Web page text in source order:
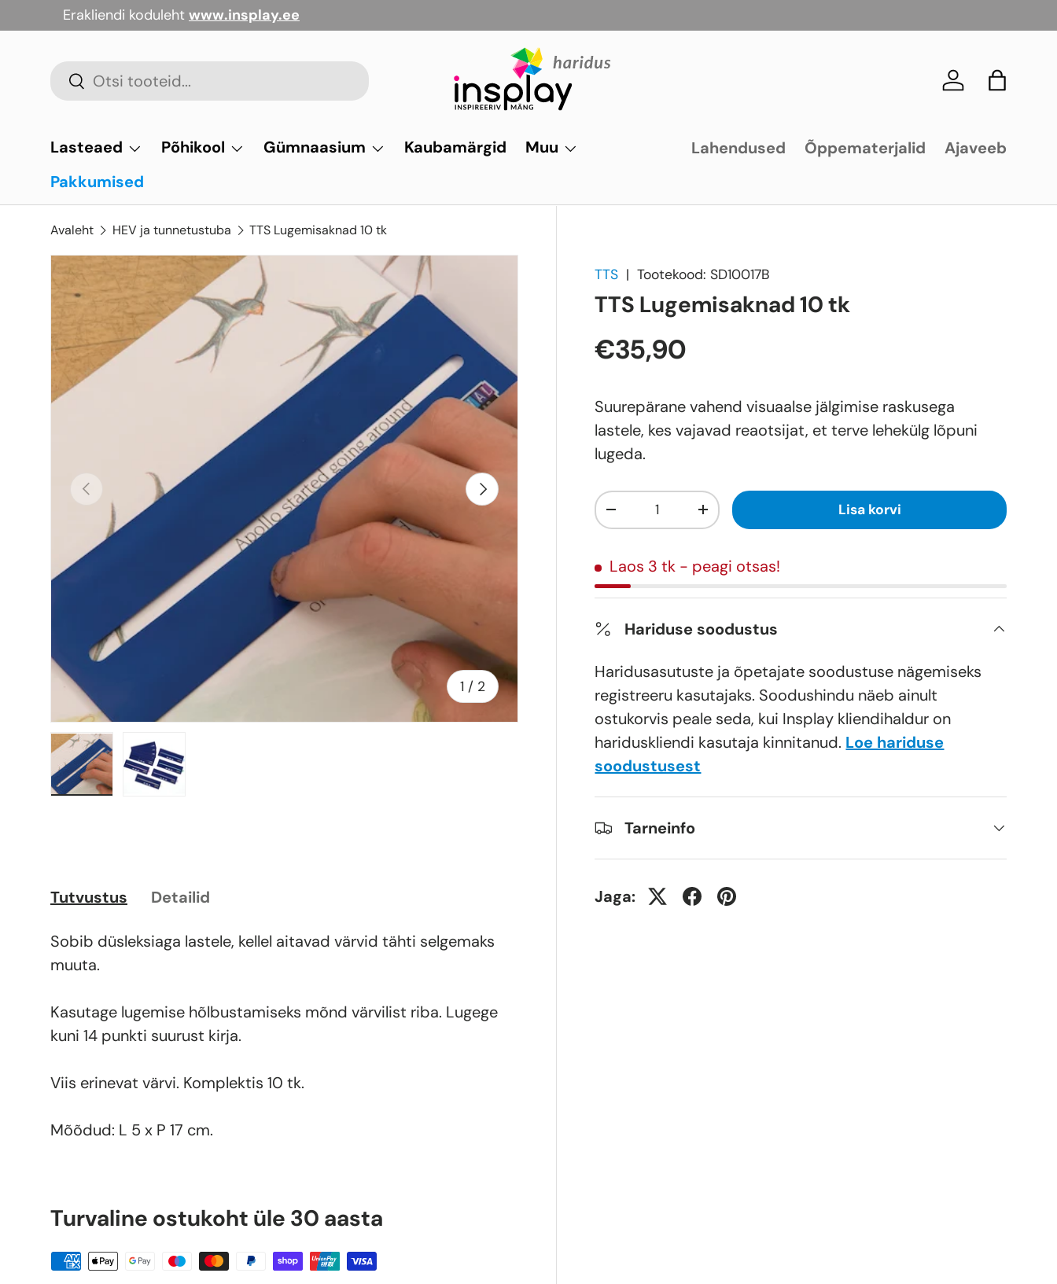
Jäta vahele
Erakliendi koduleht www.insplay.ee
Otsi
Otsi Logi sisse
Kott
Lasteaed Põhikool Gümnaasium Kaubamärgid
Muu
Pakkumised
Lahendused Õppematerjalid Ajaveeb
Avaleht HEV ja tunnetustuba TTS Lugemisaknad 10 tk
Eelmine
1 / of
2
Järgmine
TTS |Tootekood: SD10017B
TTS Lugemisaknad 10 tk
€35,90
Suurepärane vahend visuaalse jälgimise raskusega
lastele, kes vajavad reaotsijat, et terve lehekülg lõpuni
lugeda.
Kogus
+ Lisa korvi
Laos 3 tk - peagi otsas!
Hariduse soodustus
Haridusasutuste ja õpetajate soodustuse nägemiseks
registreeru kasutajaks. Soodushindu näeb ainult
ostukorvis peale seda, kui Insplay kliendihaldur on
hariduskliendi kasutaja kinnitanud. Loe hariduse
soodustusest
Tarneinfo
Jaga:
Tutvustus Detailid
Sobib düsleksiaga lastele, kellel aitavad värvid tähti selgemaks
muuta.
Kasutage lugemise hõlbustamiseks mõnd värvilist riba. Lugege
kuni 14 punkti suurust kirja.
Viis erinevat värvi. Komplektis 10 tk.
Mõõdud: L 5 x P 17 cm.
Turvaline ostukoht üle 30 aasta